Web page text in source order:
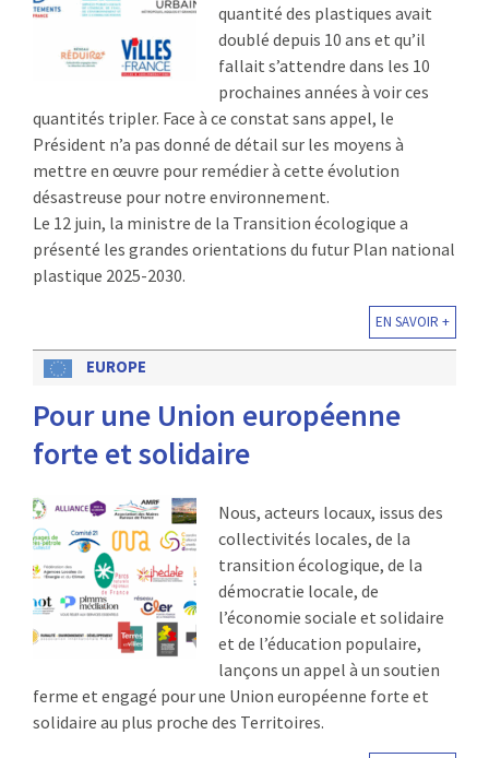
quantité des plastiques avait
doublé depuis 10 ans et qu’il
fallait s’attendre dans les 10
prochaines années à voir ces
quantités tripler. Face à ce constat sans appel, le
Président n’a pas donné de détail sur les moyens à
mettre en œuvre pour remédier à cette évolution
désastreuse pour notre environnement.
Le 12 juin, la ministre de la Transition écologique a
présenté les grandes orientations du futur Plan national
plastique 2025-2030.
EN SAVOIR +
EUROPE
Pour une Union européenne
forte et solidaire
Nous, acteurs locaux, issus des
collectivités locales, de la
transition écologique, de la
démocratie locale, de
l’économie sociale et solidaire
et de l’éducation populaire,
lançons un appel à un soutien
ferme et engagé pour une Union européenne forte et
solidaire au plus proche des Territoires.